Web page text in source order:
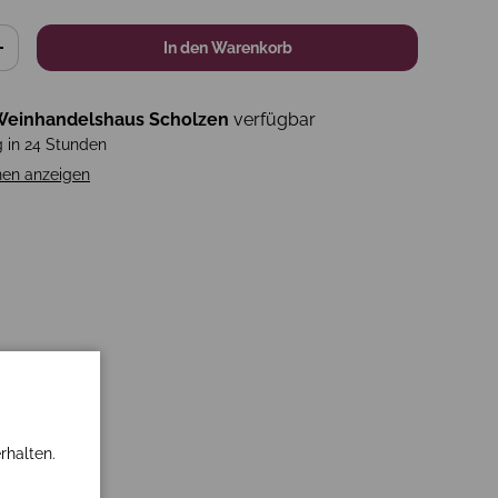
In den Warenkorb
Scholzen verfügbar
in 24 Stunden
anzeigen